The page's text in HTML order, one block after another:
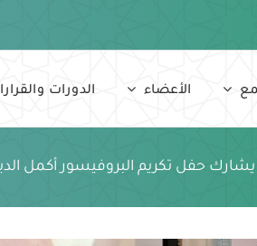
الأعضاء الدورات
حفل تكريم البروفيسور أكمل